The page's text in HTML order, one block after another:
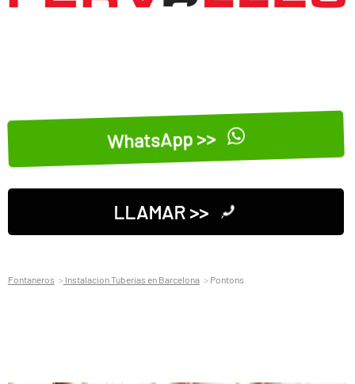
WhatsApp >>
LLAMAR >>
Fontaneros Instalacion Tuberias en Barcelona Pontons